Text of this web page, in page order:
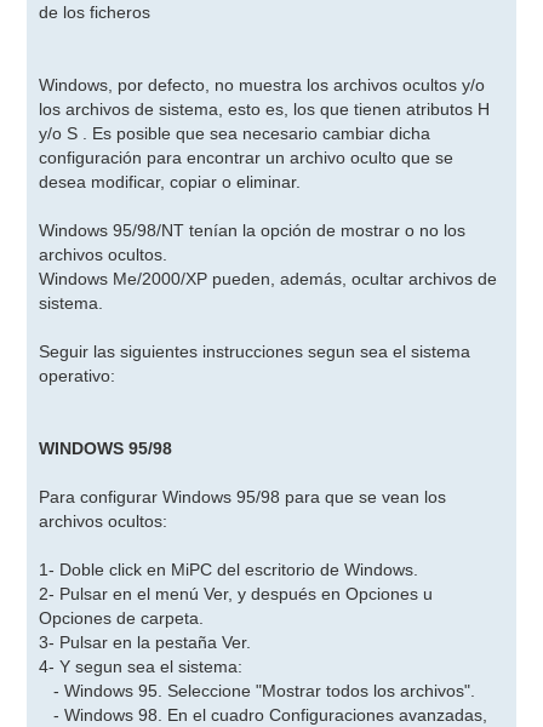
de los ficheros
Windows, por defecto, no muestra los archivos ocultos y/o
los archivos de sistema, esto es, los que tienen atributos H
y/o S . Es posible que sea necesario cambiar dicha
configuración para encontrar un archivo oculto que se
desea modificar, copiar o eliminar.
Windows 95/98/NT tenían la opción de mostrar o no los
archivos ocultos.
Windows Me/2000/XP pueden, además, ocultar archivos de
sistema.
Seguir las siguientes instrucciones segun sea el sistema
operativo:
WINDOWS 95/98
Para configurar Windows 95/98 para que se vean los
archivos ocultos:
1- Doble click en MiPC del escritorio de Windows.
2- Pulsar en el menú Ver, y después en Opciones u
Opciones de carpeta.
3- Pulsar en la pestaña Ver.
4- Y segun sea el sistema:
- Windows 95. Seleccione "Mostrar todos los archivos".
- Windows 98. En el cuadro Configuraciones avanzadas,